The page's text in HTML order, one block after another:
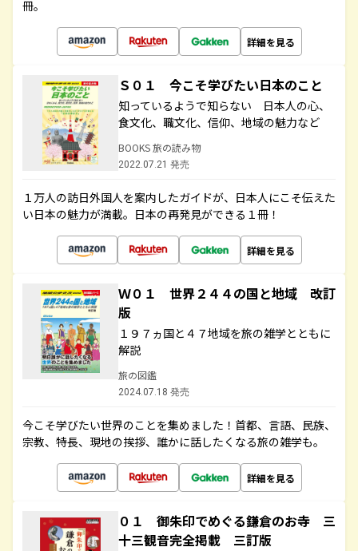
冊。
詳細を見る
Ｓ０１ 今こそ学びたい日本のこと
知っているようで知らない 日本人の心、
食文化、職文化、信仰、地域の魅力など
BOOKS 旅の読み物
2022.07.21 発売
１万人の訪日外国人を案内したガイドが、日本人にこそ伝えた
い日本の魅力が満載。日本の再発見ができる１冊！
詳細を見る
Ｗ０１ 世界２４４の国と地域 改訂
版
１９７ヵ国と４７地域を旅の雑学とともに
解説
旅の図鑑
2024.07.18 発売
今こそ学びたい世界のことを集めました！首都、言語、民族、
宗教、特長、現地の挨拶、誰かに話したくなる旅の雑学も。
詳細を見る
０１ 御朱印でめぐる鎌倉のお寺 三
十三観音完全掲載 三訂版